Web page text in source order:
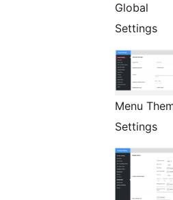
Global
Settings
Menu
Settings